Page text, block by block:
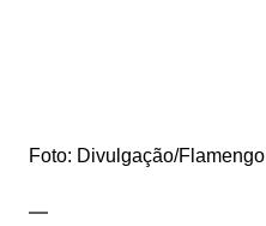
Foto: Divulgação/Flamengo
—